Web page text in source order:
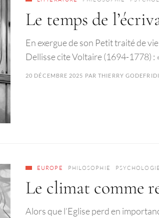
Le temps de
En exergue de son Petit traité de
Dellisse cite Voltaire (1694-1778) :
20 DÉCEMBRE 2025 PARTHIERRY GODEFRIDI
EUROPE PHILOSOPHIE PSYCHOLOGIE
Le climat comme
Alors que l’Eglise perd en